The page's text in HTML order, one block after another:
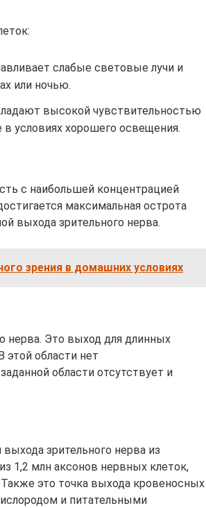
слабые световые лучи и
или ночью.
высокой чувствительностью
условиях хорошего освещения.
с наибольшей концентрацией
максимальная острота
выхода зрительного нерва.
зрения в домашних условиях
нерва. Это выход для длинных
этой области нет
области отсутствует и
зрительного нерва из
1,2 млн аксонов нервных клеток,
это точка выхода кровеносных
и питательными